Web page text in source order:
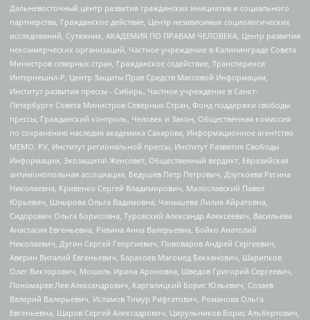
Дальневосточный центр развития гражданских инициатив и социального
партнерства, Гражданское действие, Центр независимых социологических
исследований, Сутяжник, АКАДЕМИЯ ПО ПРАВАМ ЧЕЛОВЕКА, Центр развития
некоммерческих организаций, Частное учреждение в Калининграде Совета
Министров северных стран, Гражданское содействие, Трансперенси
Интернешнл-Р, Центр Защиты Прав Средств Массовой Информации,
Институт развития прессы - Сибирь, Частное учреждение в Санкт-
Петербурге Совета Министров Северных Стран, Фонд поддержки свободы
прессы, Гражданский контроль, Человек и Закон, Общественная комиссия
по сохранению наследия академика Сахарова, Информационное агентство
МЕМО. РУ, Институт региональной прессы, Институт Развития Свободы
Информации, Экозащита!-Женсовет, Общественный вердикт, Евразийская
антимонопольная ассоциация, Бедушев Петр Петрович, Дзугкоева Регина
Николаевна, Кривенко Сергей Владимирович, Милославский Павел
Юрьевич, Шнырова Ольга Вадимовна, Чанышева Лилия Айратовна,
Сидорович Ольга Борисовна, Туровский Александр Алексеевич, Васильева
Анастасия Евгеньевна, Ривина Анна Валерьевна, Бойко Анатолий
Николаевич, Дугин Сергей Георгиевич, Пивоваров Андрей Сергеевич,
Аверин Виталий Евгеньевич, Барахоев Магомед Бекханович, Шарипков
Олег Викторович, Мошель Ирина Ароновна, Шведов Григорий Сергеевич,
Пономарев Лев Александрович, Каргалицкий Борис Юльевич, Созаев
Валерий Валерьевич, Исламов Тимур Рифгатович, Романова Ольга
Евгеньевна, Щаров Сергей Алексадрович, Цирульников Борис Альбертович,